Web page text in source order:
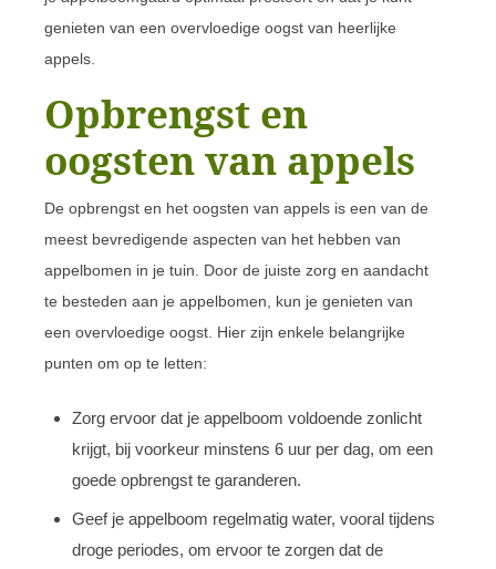
genieten van een overvloedige oogst van heerlijke
appels.
Opbrengst en
oogsten van appels
De opbrengst en het oogsten van appels is een van de
meest bevredigende aspecten van het hebben van
appelbomen in je tuin. Door de juiste zorg en aandacht
te besteden aan je appelbomen, kun je genieten van
een overvloedige oogst. Hier zijn enkele belangrijke
punten om op te letten:
Zorg ervoor dat je appelboom voldoende zonlicht
krijgt, bij voorkeur minstens 6 uur per dag, om een
goede opbrengst te garanderen.
Geef je appelboom regelmatig water, vooral tijdens
droge periodes, om ervoor te zorgen dat de